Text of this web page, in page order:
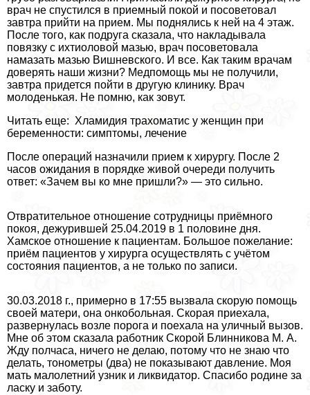
врач не спустился в приемный покой и посоветовал
завтра прийти на прием. Мы поднялись к ней на 4 этаж.
После того, как подруга сказала, что накладывала
повязку с ихтиоловой мазью, врач посоветовала
намазать мазью Вишневского. И все. Как таким врачам
доверять наши жизни? Медпомощь мы не получили,
завтра придется пойти в другую клинику. Врач
молоденькая. Не помню, как зовут.
Читать еще: Хламидия трахоматис у женщин при
беременности: симптомы, лечение
После операций назначили прием к хирургу. После 2
часов ожидания в порядке живой очереди получить
ответ: «Зачем вы ко мне пришли?» — это сильно.
Отвратительное отношение сотрудницы приёмного
покоя, дежурившей 25.04.2019 в 1 половине дня.
Хамское отношение к пациентам. Большое пожелание:
приём пациентов у хирурга осуществлять с учётом
состояния пациентов, а не только по записи.
30.03.2018 г., примерно в 17:55 вызвала скорую помощь
своей матери, она онкобольная. Скорая приехала,
развернулась возле порога и поехала на уличный вызов.
Мне об этом сказала работник Скорой Блинникова М. А.
Жду полчаса, ничего не делаю, потому что не знаю что
делать, тонометры (два) не показывают давление. Моя
мать малолетний узник и ликвидатор. Спасибо родине за
ласку и заботу.